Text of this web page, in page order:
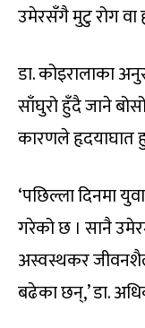
उमेरसँगै मुटु रोग वा
डा. कोइरालाका
साँघुरो हुँदै जाने
कारणले हृदयाघात
‘पछिल्ला दिनमा
गरेको छ । सानै
अस्वस्थकर
बढेका छन्,’ डा.